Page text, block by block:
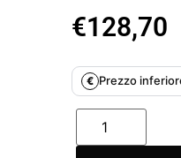
€128,70
€ Prezzo